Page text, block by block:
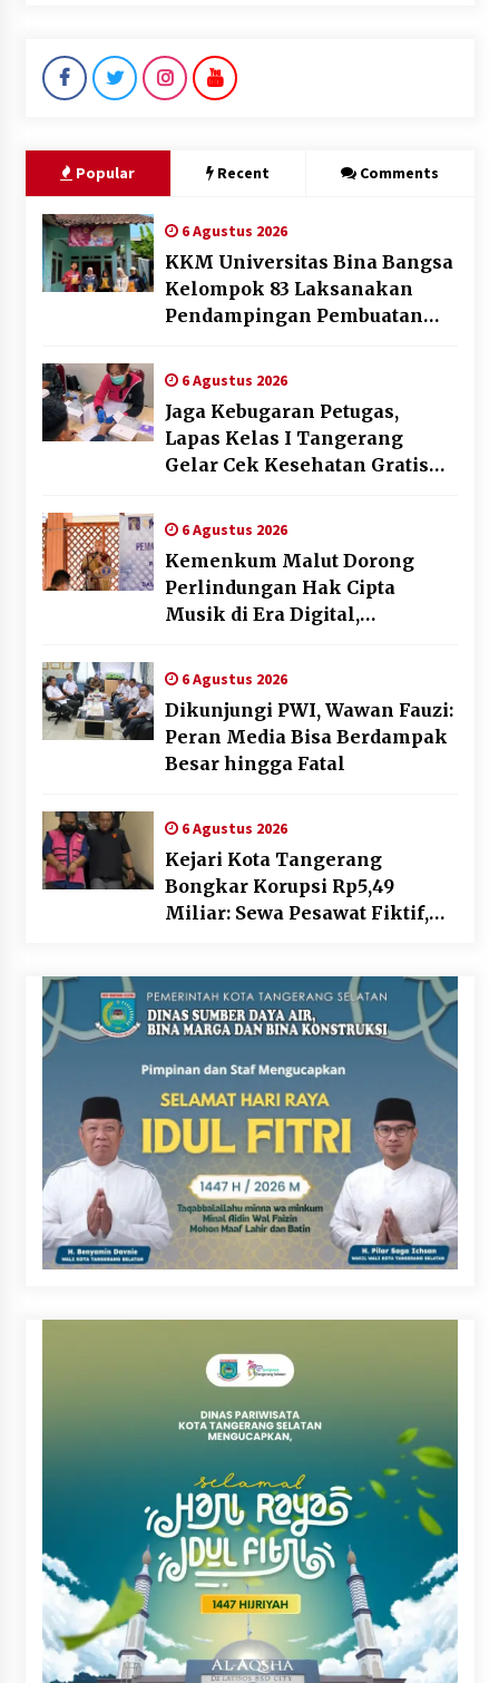
Popular Recent Comments
6 Agustus 2026
KKM Universitas Bina Bangsa
Kelompok 83 Laksanakan
Pendampingan Pembuatan
Memperkuat Pemasaran
UMKM di Desa Cempaka
6 Agustus 2026
Jaga Kebugaran Petugas,
Lapas Kelas I Tangerang
Gelar Cek Kesehatan Gratis
6 Agustus 2026
Kemenkum Malut Dorong
Perlindungan Hak Cipta
Musik di Era Digital,
Gratis dan Penguatan Royalti
6 Agustus 2026
Dikunjungi PWI, Wawan Fauzi:
Peran Media Bisa Berdampak
Besar hingga Fatal
6 Agustus 2026
Kejari Kota Tangerang
Bongkar Korupsi Rp5,49
Miliar: Sewa Pesawat Fiktif,